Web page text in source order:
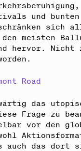
und
sich
meisten
hervor. Nicht
Road
das
Frage zu
vor den
das dort